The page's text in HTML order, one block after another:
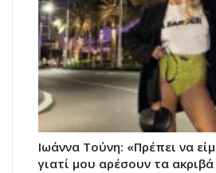
Ιωάννα Τούνη: «Πρέπει να
γιατί μου αρέσουν τα